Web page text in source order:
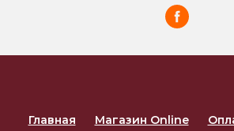
Главная Магазин Online